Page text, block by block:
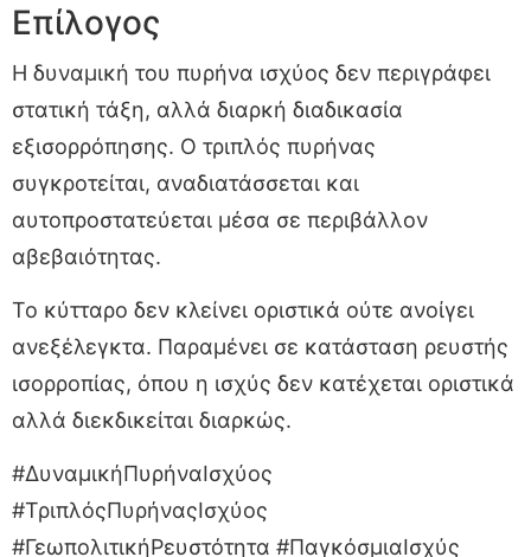
Επίλογος
Η δυναμική του πυρήνα ισχύος δεν περιγράφει
στατική τάξη, αλλά διαρκή διαδικασία
εξισορρόπησης. Ο τριπλός πυρήνας
συγκροτείται, αναδιατάσσεται και
αυτοπροστατεύεται μέσα σε περιβάλλον
αβεβαιότητας.
Το κύτταρο δεν κλείνει οριστικά ούτε ανοίγει
ανεξέλεγκτα. Παραμένει σε κατάσταση ρευστής
ισορροπίας, όπου η ισχύς δεν κατέχεται οριστικά
αλλά διεκδικείται διαρκώς.
#ΔυναμικήΠυρήναΙσχύος
#ΤριπλόςΠυρήναςΙσχύος
#ΓεωπολιτικήΡευστότητα #ΠαγκόσμιαΙσχύς